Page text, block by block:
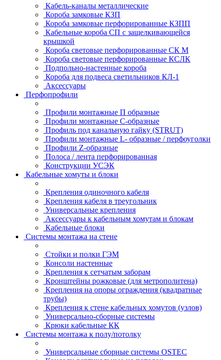
Кабель-каналы металлические
Короба замковые КЗП
Короба замковые перфорированные КЗПП
Кабельные короба СП с защелкивающейся
крышкой
Короба световые перфорированные СК М
Короба световые перфорированные КСЛК
Подпольно-настенные короба
Короба для подвеса светильников КЛ-1
Аксессуары
Перфопрофили
Профили монтажные П образные
Профили монтажные C-образные
Профиль под канальную гайку (STRUT)
Профили монтажные L- образные / перфоуголки
Профили Z-образные
Полоса / лента перфорированная
Конструкции УСЭК
Кабельные хомуты и блоки
Крепления одиночного кабеля
Крепления кабеля в треугольник
Универсальные крепления
Аксессуары к кабельным хомутам и блокам
Кабельные блоки
Системы монтажа на стене
Стойки и полки ГЭМ
Консоли настенные
Крепления к сетчатым заборам
Кронштейны рожковые (для метрополитена)
Крепления на опоры ограждения (квадратные
трубы)
Крепления к стене кабельных хомутов (узлов)
Универсально-сборные системы
Крюки кабельные КК
Системы монтажа к полу/потолку
Универсальные сборные системы OSTEC